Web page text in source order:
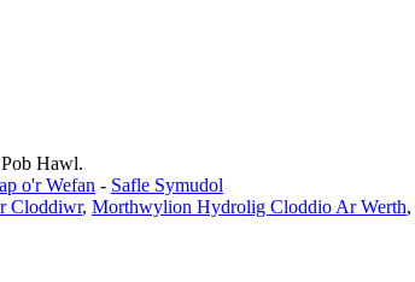
Hawl.
o'r Wefan - Safle Symudol
Cloddiwr, Morthwylion Hydrolig Cloddio Ar Werth,